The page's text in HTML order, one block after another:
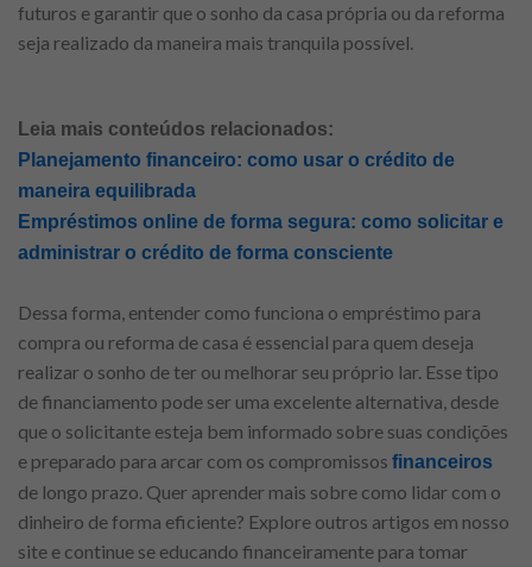
futuros e garantir que o sonho da casa própria ou da reforma
seja realizado da maneira mais tranquila possível.
Leia mais conteúdos relacionados:
Planejamento financeiro: como usar o crédito de
maneira equilibrada
Empréstimos online de forma segura: como solicitar e
administrar o crédito de forma consciente
Dessa forma, entender como funciona o empréstimo para
compra ou reforma de casa é essencial para quem deseja
realizar o sonho de ter ou melhorar seu próprio lar. Esse tipo
de financiamento pode ser uma excelente alternativa, desde
que o solicitante esteja bem informado sobre suas condições
e preparado para arcar com os compromissos financeiros
de longo prazo. Quer aprender mais sobre como lidar com o
dinheiro de forma eficiente? Explore outros artigos em nosso
site e continue se educando financeiramente para tomar